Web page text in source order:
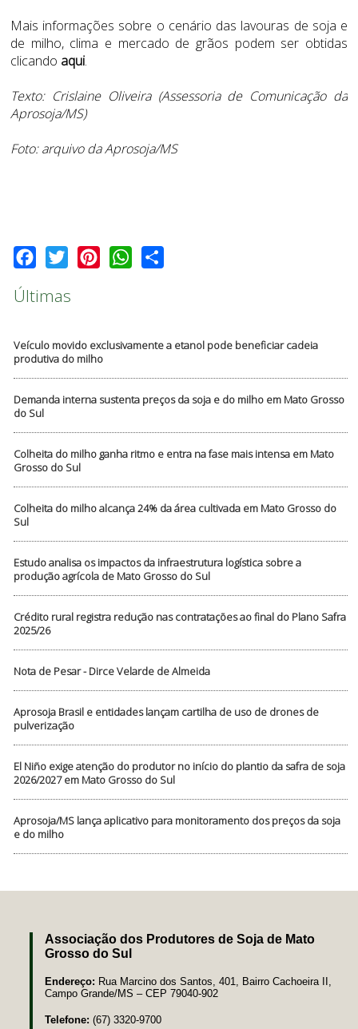
Últimas
Veículo movido exclusivamente a etanol pode beneficiar cadeia
produtiva do milho
Demanda interna sustenta preços da soja e do milho em Mato Grosso
do Sul
Colheita do milho ganha ritmo e entra na fase mais intensa em Mato
Grosso do Sul
Colheita do milho alcança 24% da área cultivada em Mato Grosso do
Sul
Estudo analisa os impactos da infraestrutura logística sobre a
produção agrícola de Mato Grosso do Sul
Crédito rural registra redução nas contratações ao final do Plano Safra
2025/26
Nota de Pesar - Dirce Velarde de Almeida
Aprosoja Brasil e entidades lançam cartilha de uso de drones de
pulverização
El Niño exige atenção do produtor no início do plantio da safra de soja
2026/2027 em Mato Grosso do Sul
Aprosoja/MS lança aplicativo para monitoramento dos preços da soja
e do milho
Mais informações sobre o cenário das lavouras de soja e
de milho, clima e mercado de grãos podem ser obtidas
clicando aqui.
Texto: Crislaine Oliveira (Assessoria de Comunicação da
Aprosoja/MS)
Foto: arquivo da Aprosoja/MS
Facebook
Twitter PinterestWhatsApp
Associação dos Produtores de Soja de Mato
Grosso do Sul
Endereço: Rua Marcino dos Santos, 401, Bairro Cachoeira II,
Campo Grande/MS – CEP 79040-902
Telefone: (67) 3320-9700